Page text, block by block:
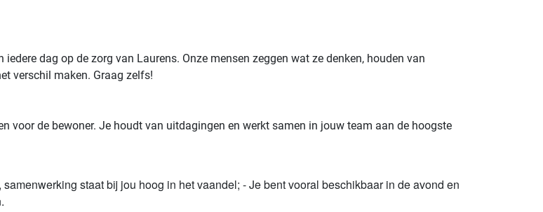
dag op de zorg van Laurens. Onze mensen zeggen wat ze denken, houden van
verschil maken. Graag zelfs!
voor de bewoner. Je houdt van uitdagingen en werkt samen in jouw team aan de hoogste
staat bij jou hoog in het vaandel; - Je bent vooral beschikbaar in de avond en